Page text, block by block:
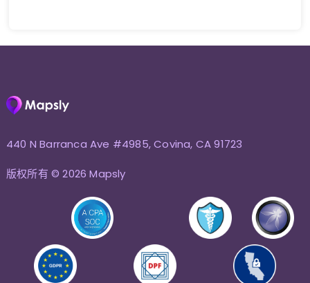
440 N Barranca Ave #4985, Covina, CA 91723
版权所有 © 2026 Mapsly